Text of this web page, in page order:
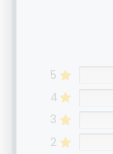
5
4
3
2